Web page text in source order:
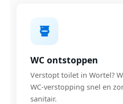
WC ontstoppen
Verstopt toilet in Wortel?
WC-verstopping snel en
sanitair.